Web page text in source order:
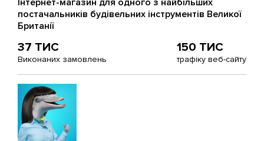
Інтернет-магазин для одного з найбільших
постачальників будівельних інструментів Великої
Британії
37 ТИС
Виконаних замовлень
150 ТИС
трафіку веб-сайту